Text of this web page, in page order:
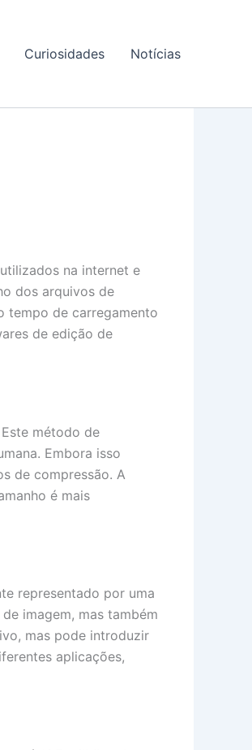
Curiosidades Notícias
na internet e
dos arquivos de
tempo de carregamento
de edição de
método de
Embora isso
de compressão. A
é mais
representado por uma
imagem, mas também
mas pode introduzir
aplicações,